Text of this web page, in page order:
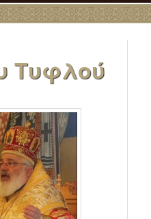
Τυφλού